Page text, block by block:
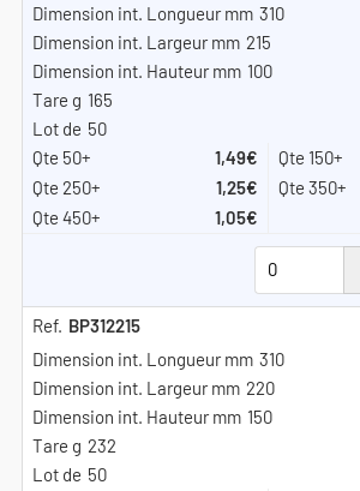
310
215
100
165
50
1,49€
1,25€
1,05€
BP312215
310
220
150
232
50